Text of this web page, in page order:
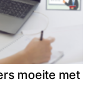
moeite met